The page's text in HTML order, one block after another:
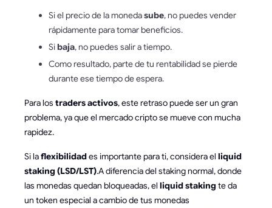
Si el precio de la monedasube, no puedes vender
rápidamente para tomar beneficios.
Sibaja, no puedes salir a tiempo.
Como resultado, parte de tu rentabilidad se pierde
durante ese tiempo de espera.
Para los traders activos, este retraso puede ser un gran
problema, ya que el mercado cripto se mueve con mucha
rapidez.
Si laflexibilidades importante para ti, considera el liquid
staking (LSD/LST).A diferencia del staking normal, donde
las monedas quedan bloqueadas, el liquid stakingte da
un token especial a cambio de tus monedas